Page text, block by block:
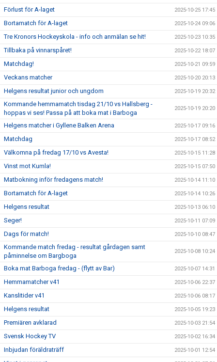
Förlust för A-laget 2025-10-25 17:45
Bortamatch för A-laget 2025-10-24 09:06
Tre Kronors Hockeyskola - info och anmälan se hit! 2025-10-23 10:35
Tillbaka på vinnarspåret! 2025-10-22 18:07
Matchdag! 2025-10-21 09:59
Veckans matcher 2025-10-20 20:13
Helgens resultat junior och ungdom 2025-10-19 20:32
Kommande hemmamatch tisdag 21/10 vs Hallsberg -
hoppas vi ses! Passa på att boka mat i Barboga
2025-10-19 20:20
Helgens matcher i Gyllene Balken Arena 2025-10-17 09:16
Matchdag 2025-10-17 08:52
Välkomna på fredag 17/10 vs Avesta! 2025-10-15 11:28
Vinst mot Kumla! 2025-10-15 07:50
Matbokning inför fredagens match! 2025-10-14 11:10
Bortamatch för A-laget 2025-10-14 10:26
Helgens resultat 2025-10-13 06:10
Seger! 2025-10-11 07:09
Dags för match! 2025-10-10 08:47
Kommande match fredag - resultat gårdagen samt
påminnelse om Bargboga
2025-10-08 10:24
Boka mat Barboga fredag - (flytt av Bar) 2025-10-07 14:31
Hemmamatcher v41 2025-10-06 22:37
Kanslitider v41 2025-10-06 08:17
Helgens resultat 2025-10-05 19:23
Premiären avklarad 2025-10-03 21:54
Svensk Hockey TV 2025-10-02 16:34
Inbjudan föräldraträff 2025-10-01 12:54